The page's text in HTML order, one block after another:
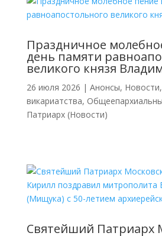
Праздничное
день памяти
великого князя
26 июля 2026 | Анонсы, Новости,
викариатства,
Патриарх (Новости)
Святейший Патриарх